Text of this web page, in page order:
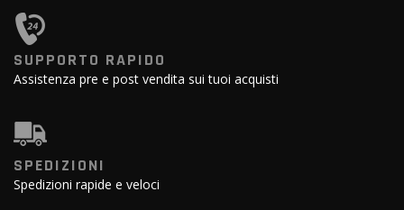
SUPPORTO RAPIDO
Assistenza pre e post vendita sui tuoi acquisti
SPEDIZIONI
Spedizioni rapide e veloci